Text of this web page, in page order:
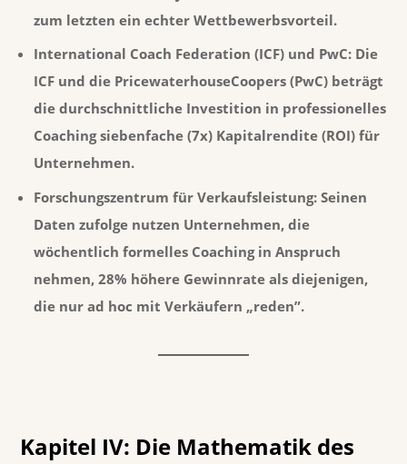
zum letztenein echter Wettbewerbsvorteil.
International Coach Federation (ICF) und PwC: Die
ICF und die PricewaterhouseCoopers (PwC) beträgt
die durchschnittliche Investition in professionelles
Coachingsiebenfache (7x) Kapitalrendite (ROI) für
Unternehmen.
Forschungszentrum für Verkaufsleistung: Seinen
Daten zufolge nutzen Unternehmen, die
wöchentlich formelles Coaching in Anspruch
nehmen,28% höhere Gewinnrate als diejenigen,
die nur ad hoc mit Verkäufern „reden”.
Kapitel IV: Die Mathematik des